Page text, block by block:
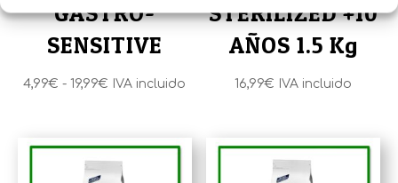
GASTRO-
SENSITIVE
4,99€ - 19,99€ Rango
desde
4,99€
IVA incluido
STERILIZED +10
AÑOS 1.5 Kg
16,99€ IVA incluido